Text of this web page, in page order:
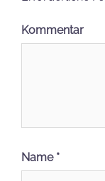
Kommentar
Name *